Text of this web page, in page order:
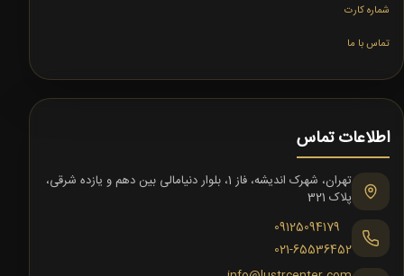
شماره کارت
تماس با ما
اطلاعات تماس
تهران، شهرک اندیشه، فاز 1، بلوار دنیامالی بین دهم و یازده شرقی،
پلاک 321
09125094179
021-65536452